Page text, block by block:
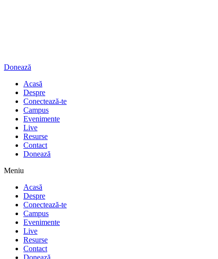
Donează
Acasă
Despre
Conectează-te
Campus
Evenimente
Live
Resurse
Contact
Donează
Meniu
Acasă
Despre
Conectează-te
Campus
Evenimente
Live
Resurse
Contact
Donează